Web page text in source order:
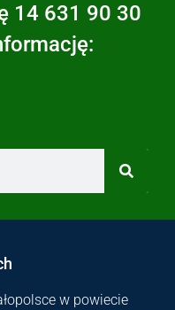
14 631 90 30
w powiecie